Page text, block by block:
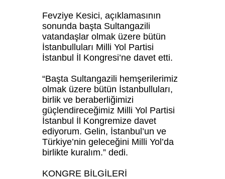
Fevziye Kesici, açıklamasının
sonunda başta Sultangazili
vatandaşlar olmak üzere bütün
İstanbulluları Milli Yol Partisi
İstanbul İl Kongresi’ne davet etti.
“Başta Sultangazili hemşerilerimiz
olmak üzere bütün İstanbulluları,
birlik ve beraberliğimizi
güçlendireceğimiz Milli Yol Partisi
İstanbul İl Kongremize davet
ediyorum. Gelin, İstanbul’un ve
Türkiye’nin geleceğini Milli Yol’da
birlikte kuralım.” dedi.
KONGRE BİLGİLERİ